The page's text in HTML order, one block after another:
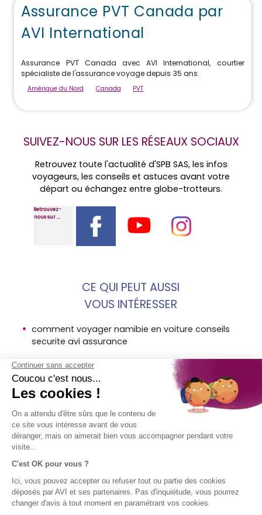
Assurance PVT Canada par
AVI International
Assurance PVT Canada avec AVI International, courtier
spécialiste de l'assurance voyage depuis 35 ans.
Amérique du Nord Canada PVT
SUIVEZ-NOUS SUR LES RÉSEAUX SOCIAUX
Retrouvez toute l'actualité d'SPB SAS, les infos
voyageurs, les conseils et astuces avant votre
départ ou échangez entre globe-trotteurs.
Retrouvez-
nous sur ...
CE QUI PEUT AUSSI
VOUS INTÉRESSER
comment voyager namibie en voiture conseils
securite avi assurance
preparer vacances etranger avec assurance avi
points forts assurance rapatriement avec avi
international
MENTIONS
légales AVI
Conditions
générales
SOCIÉTÉ
voyage en
bref
Groupe SPB
ACCÈS
Aide
SUIVEZ-